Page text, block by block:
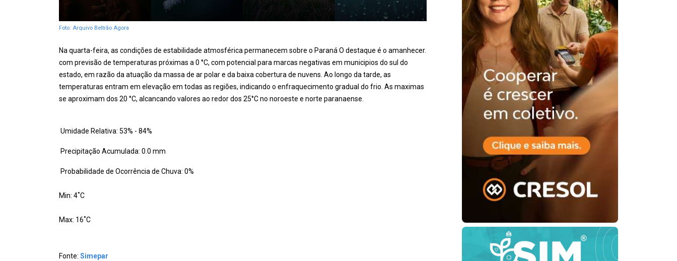
Foto: Arquivo Beltrão Agora
Na quarta-feira, as condições de estabilidade atmosférica permanecem sobre o Paraná O destaque é o amanhecer.
com previsão de temperaturas próximas a 0 °C, com potencial para marcas negativas em municipios do sul do
estado, em razão da atuação da massa de ar polar e da baixa cobertura de nuvens. Ao longo da tarde, as
temperaturas entram em elevação em todas as regiões, indicando o enfraquecimento gradual do frio. As maximas
se aproximam dos 20 °C, alcancando valores ao redor dos 25°C no noroeste e norte paranaense.
Umidade Relativa: 53% - 84%
Precipitação Acumulada: 0.0 mm
Probabilidade de Ocorrência de Chuva: 0%
Min: 4˚C
Max: 16˚C
Fonte: Simepar